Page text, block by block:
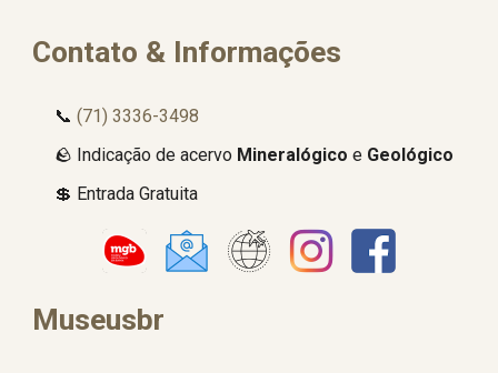
Contato & Informações
📞(71) 3336-3498
🪨 Indicação de acervo Mineralógicoe Geológico
💲 Entrada Gratuita
Museusbr